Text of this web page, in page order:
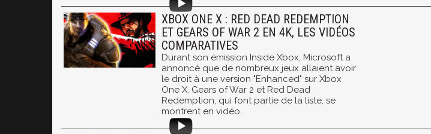
XBOX ONE X : RED DEAD REDEMPTION
ET GEARS OF WAR 2 EN 4K, LES VIDÉOS
COMPARATIVES
Durant son émission Inside Xbox, Microsoft a
annoncé que de nombreux jeux allaient avoir
le droit à une version "Enhanced" sur Xbox
One X. Gears of War 2 et Red Dead
Redemption, qui font partie de la liste, se
montrent en vidéo.